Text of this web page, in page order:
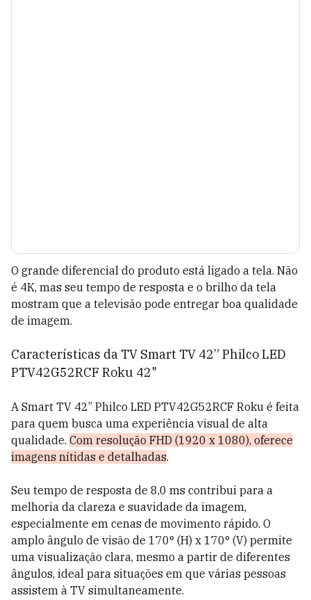
O grande diferencial do produto está ligado a tela. Não
é 4K, mas seu tempo de resposta e o brilho da tela
mostram que a televisão pode entregar boa qualidade
de imagem.
Características da TV Smart TV 42” Philco LED
PTV42G52RCF Roku 42"
A Smart TV 42” Philco LED PTV42G52RCF Roku é feita
para quem busca uma experiência visual de alta
qualidade. Com resolução FHD (1920 x 1080), oferece
imagens nítidas e detalhadas.
Seu tempo de resposta de 8,0 ms contribui para a
melhoria da clareza e suavidade da imagem,
especialmente em cenas de movimento rápido. O
amplo ângulo de visão de 170° (H) x 170° (V) permite
uma visualização clara, mesmo a partir de diferentes
ângulos, ideal para situações em que várias pessoas
assistem à TV simultaneamente.